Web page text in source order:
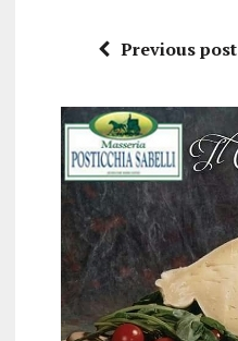
Previous post